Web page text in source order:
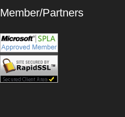
Member/Partners